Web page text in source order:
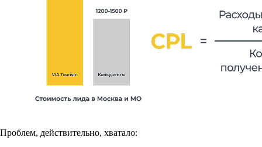
Проблем, действительно, хватало: